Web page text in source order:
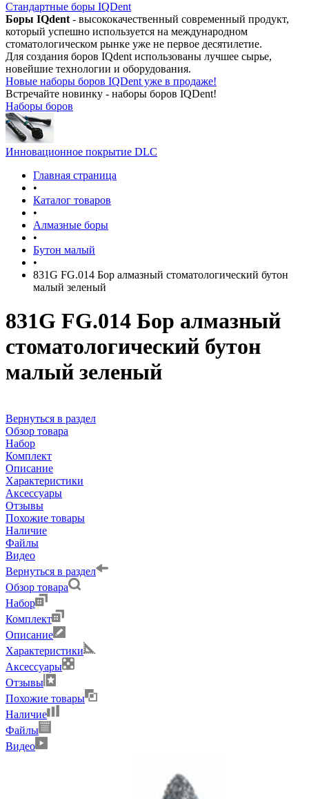
Стандартные боры IQDent
Боры IQdent - высококачественный современный продукт,
который успешно используется на международном
стоматологическом рынке уже не первое десятилетие.
Для создания боров IQdent использованы лучшее сырье,
новейшие технологии и оборудования.
Новые наборы боров IQDent уже в продаже!
Встречайте новинку - наборы боров IQDent!
Наборы боров
Инновационное покрытие DLC
Главная страница
•
Каталог товаров
•
Алмазные боры
•
Бутон малый
•
831G FG.014 Бор алмазный стоматологический бутон
малый зеленый
831G FG.014 Бор алмазный
стоматологический бутон
малый зеленый
Вернуться в раздел
Обзор товара
Набор
Комплект
Описание
Характеристики
Аксессуары
Отзывы
Похожие товары
Наличие
Файлы
Видео
Вернуться в раздел
Обзор товара
Набор
Комплект
Описание
Характеристики
Аксессуары
Отзывы
Похожие товары
Наличие
Файлы
Видео